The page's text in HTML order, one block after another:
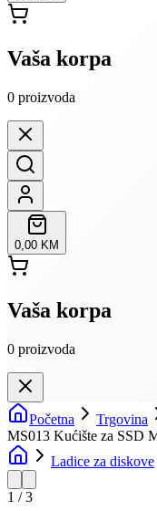
Vaša korpa
0 proizvoda
0,00 KM
Vaša korpa
0 proizvoda
Početna Trgovina
MS013 Kućište za SSD
Ladice za diskove
1 /3